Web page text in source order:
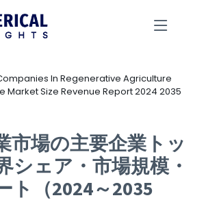
In Regenerative Agriculture
Market Size Revenue Report 2024 2035
市場の主要企業トッ
シェア・市場規模・
ト（2024～2035